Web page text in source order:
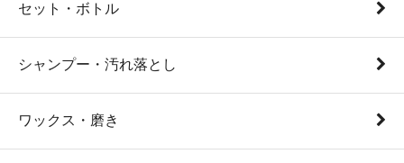
セット・ボトル
シャンプー・汚れ落とし
ワックス・磨き